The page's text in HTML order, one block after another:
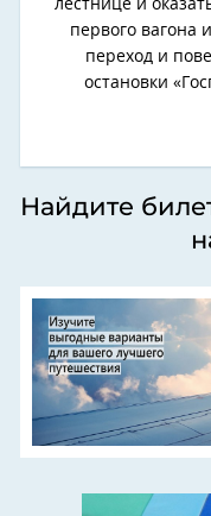
лестнице и
первого вагона
переход и
остановки
Найдите